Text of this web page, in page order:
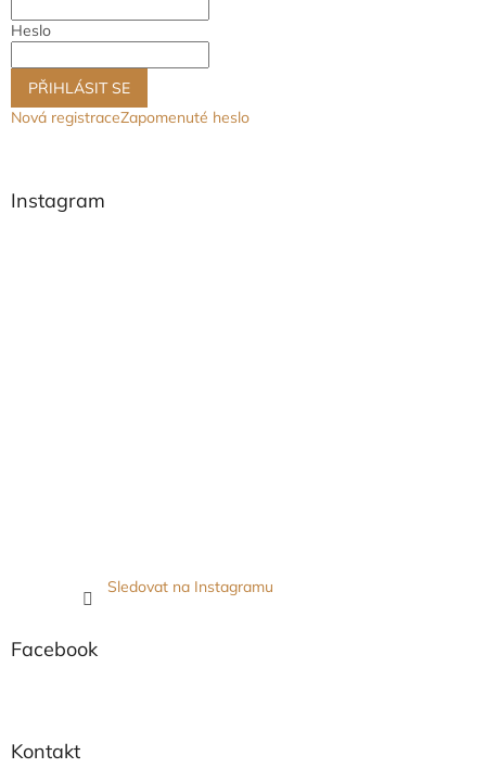
Heslo
PŘIHLÁSIT SE
Nová registraceZapomenuté heslo
Instagram
Sledovat na Instagramu
Facebook
Kontakt